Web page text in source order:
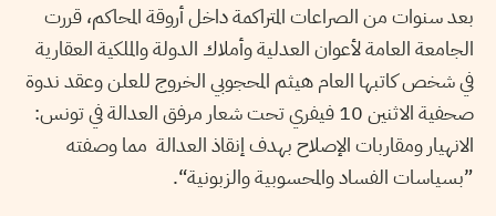
بعد سنوات من الصراعات المتراكمة داخل أروقة المحاكم، قررت
الجامعة العامة لأعوان العدلية وأملاك الدولة والملكية العقارية
في شخص كاتبها العام هيثم المحجوبي الخروج للعلن وعقد ندوة
صحفية الاثنين 10 فيفري تحت شعار مرفق العدالة في تونس:
الانهيار ومقاربات الإصلاح بهدف إنقاذ العدالة مما وصفته
”بسياسات الفساد والمحسوبية والزبونية“.